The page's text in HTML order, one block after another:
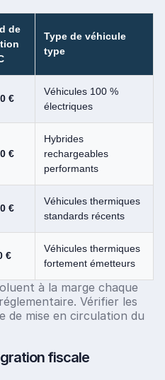
de
Type de véhicule
type
€
Véhicules 100 %
électriques
€
Hybrides
rechargeables
performants
€
Véhicules thermiques
standards récents
€
Véhicules thermiques
fortement émetteurs
à la marge chaque
Vérifier les
de mise en circulation du
fiscale